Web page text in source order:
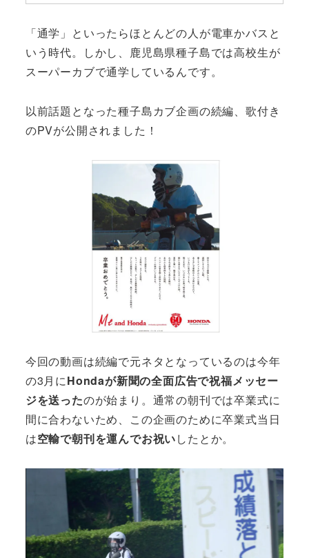
「通学」といったらほとんどの人が電車かバスと
いう時代。しかし、鹿児島県種子島では高校生が
スーパーカブで通学しているんです。
以前話題となった種子島カブ企画の続編、歌付き
のPVが公開されました！
今回の動画は続編で元ネタとなっているのは今年
の3月にHondaが新聞の全面広告で祝福メッセー
ジを送ったのが始まり。通常の朝刊では卒業式に
間に合わないため、この企画のために卒業式当日
は空輸で朝刊を運んでお祝いしたとか。